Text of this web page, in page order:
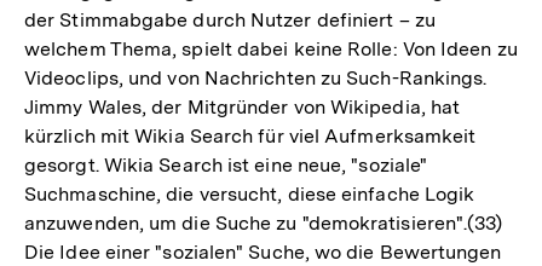
der Stimmabgabe durch Nutzer definiert – zu
welchem Thema, spielt dabei keine Rolle: Von Ideen zu
Videoclips, und von Nachrichten zu Such-Rankings.
Jimmy Wales, der Mitgründer von Wikipedia, hat
kürzlich mit Wikia Search für viel Aufmerksamkeit
gesorgt. Wikia Search ist eine neue, "soziale"
Suchmaschine, die versucht, diese einfache Logik
anzuwenden, um die Suche zu "demokratisieren".(33)
Die Idee einer "sozialen" Suche, wo die Bewertungen